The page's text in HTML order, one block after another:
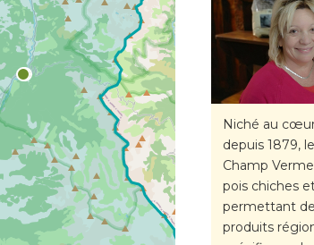
Niché au
depuis 1879,
Champ
pois chiches
permettant
produits